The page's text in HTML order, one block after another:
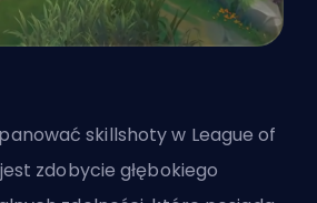
skillshoty w League of
zdobycie głębokiego